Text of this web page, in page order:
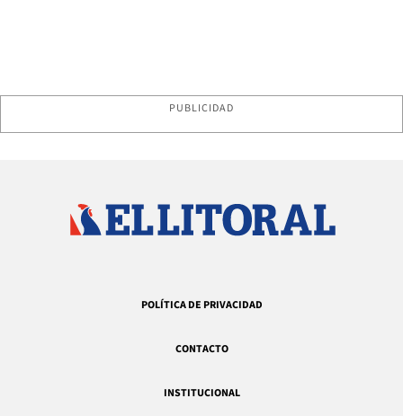
PUBLICIDAD
POLÍTICA DE PRIVACIDAD
CONTACTO
INSTITUCIONAL